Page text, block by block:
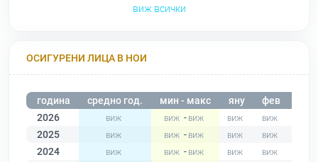
виж всички
ОСИГУРЕНИ ЛИЦА В НОИ
година средно год. мин - макс яну фев
2026
-
2025
-
2024
-